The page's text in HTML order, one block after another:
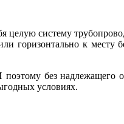
целую систему
горизонтально к месту
без надлежащего
условиях.